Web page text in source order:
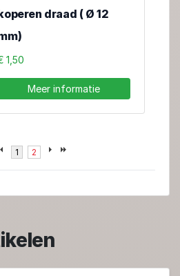
draad ( Ø 12
1,50
Meer informatie
1 2